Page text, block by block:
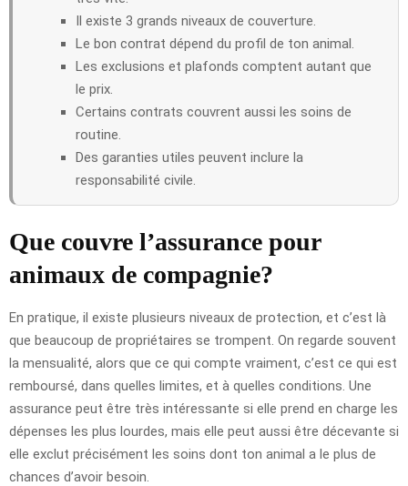
Il existe 3 grands niveaux de couverture.
Le bon contrat dépend du profil de ton animal.
Les exclusions et plafonds comptent autant que
le prix.
Certains contrats couvrent aussi les soins de
routine.
Des garanties utiles peuvent inclure la
responsabilité civile.
Que couvre l’assurance pour
animaux de compagnie?
En pratique, il existe plusieurs niveaux de protection, et c’est là
que beaucoup de propriétaires se trompent. On regarde souvent
la mensualité, alors que ce qui compte vraiment, c’est ce qui est
remboursé, dans quelles limites, et à quelles conditions. Une
assurance peut être très intéressante si elle prend en charge les
dépenses les plus lourdes, mais elle peut aussi être décevante si
elle exclut précisément les soins dont ton animal a le plus de
chances d’avoir besoin.